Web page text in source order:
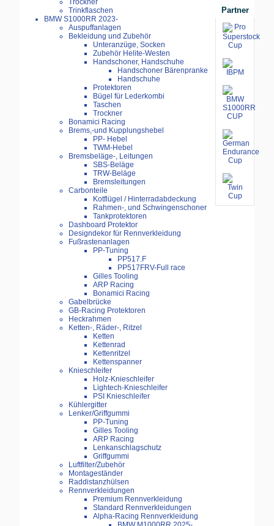
Trockner
Trinkflaschen
BMW S1000RR 2023-
Auspuffanlagen
Bekleidung und Zubehör
Unteranzüge, Socken
Zubehör Helite-Westen
Handschoner, Handschuhe
Handschoner Bärenpranke
Handschuhe
Protektoren
Bügel für Lederkombi
Taschen
Trockner
Bonamici Racing
Brems,-und Kupplungshebel
PP- Hebel
TWM-Hebel
Bremsbeläge-, Leitungen
SBS-Beläge
TRW-Beläge
Bremsleitungen
Carbonteile
Kotflügel / Hinterradabdeckung
Rahmen-, und Schwingenschoner
Tankprotektoren
Dashboard Protektor
Designdekor für Rennverkleidung
Fußrastenanlagen
PP-Tuning
PP517.F
PP517FRV-Full race
Gilles Tooling
ARP Racing
Bonamici Racing
Gabelbrücke
GB-Racing Protektoren
Heckrahmen
Ketten-, Räder-, Ritzel
Ketten
Kettenrad
Kettenritzel
Kettenspanner
Knieschleifer
Holz-Knieschleifer
Lightech-Knieschleifer
PSI Knieschleifer
Kühlergitter
Lenker/Griffgummi
PP-Tuning
Gilles Tooling
ARP Racing
Lenkanschlagschutz
Griffgummi
Luftfilter/Zubehör
Montageständer
Raddistanzhülsen
Rennverkleidungen
Premium Rennverkleidung
Standard Rennverkleidungen
Alpha-Racing Rennverkleidung
Partner